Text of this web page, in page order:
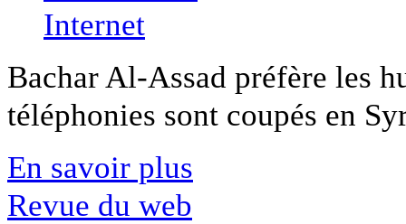
Bachar Al-Assad préfère les
téléphonies sont coupés en
En savoir plus
Revue du web